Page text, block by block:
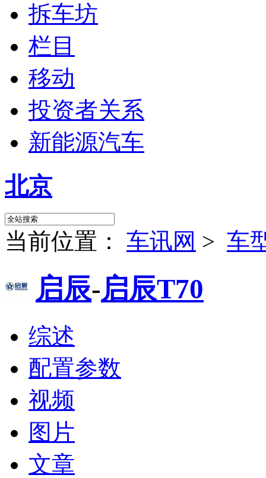
拆车坊
栏目
移动
投资者关系
新能源汽车
北京
当前位置： 车讯网 > 车
启辰-启辰T70
综述
配置参数
视频
图片
文章